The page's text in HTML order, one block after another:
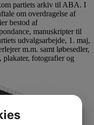
partiets arkiv til ABA. I
om overdragelse af
bestod af
manuskripter til
udvalgsarbejde, 1. maj,
m.m. samt løbesedler,
plakater, fotografier og